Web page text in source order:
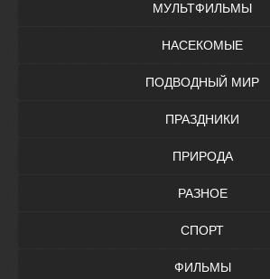
МУЛЬТФИЛЬМЫ
НАСЕКОМЫЕ
ПОДВОДНЫЙ МИР
ПРАЗДНИКИ
ПРИРОДА
РАЗНОЕ
СПОРТ
ФИЛЬМЫ